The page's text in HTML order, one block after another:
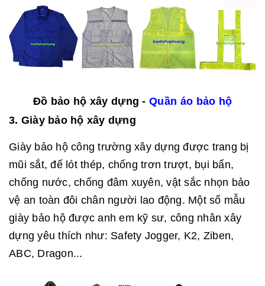
Đồ bảo hộ xây dựng -Quần áo bảo hộ
3. Giày bảo hộ xây dựng
Giày bảo hộ công trường xây dựng được trang bị
mũi sắt, đế lót thép, chống trơn trượt, bụi bẩn,
chống nước, chống đâm xuyên, vật sắc nhọn bảo
vệ an toàn đôi chân người lao động. Một số mẫu
giày bảo hộ được anh em kỹ sư, công nhân xây
dựng yêu thích như: Safety Jogger, K2, Ziben,
ABC, Dragon...